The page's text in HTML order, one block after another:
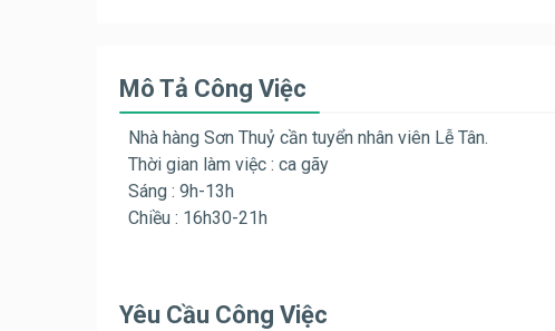
Mô Tả Công Việc
Nhà hàng Sơn Thuỷ cần tuyển nhân viên Lễ Tân.
Thời gian làm việc : ca gãy
Sáng : 9h-13h
Chiều : 16h30-21h
Yêu Cầu Công Việc